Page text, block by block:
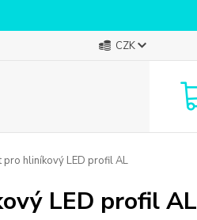
CZK
pro hliníkový LED profil AL
LED profil AL